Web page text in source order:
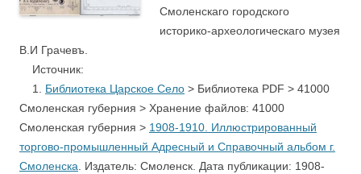
Смоленскаго городского
историко-археологическаго музея
В.И Грачевъ.
Источник:
1. Библиотека Царское Село > Библиотека PDF > 41000
Смоленская губерния > Хранение файлов: 41000
Смоленская губерния > 1908-1910. Иллюстрированный
торгово-промышленный Адресный и Справочный альбом г.
Смоленска . Издатель: Смоленск. Дата публикации: 1908-